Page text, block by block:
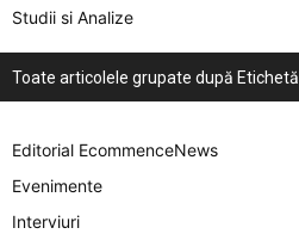
Studii si Analize
Toate articolele grupate după Etichetă
Editorial EcommenceNews
Evenimente
Interviuri